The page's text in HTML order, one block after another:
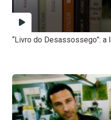
“Livro do Desassossego”: a